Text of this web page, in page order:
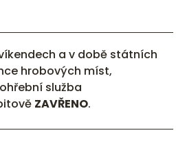
a v době státních
hrobových míst,
služba
ZAVŘENO.